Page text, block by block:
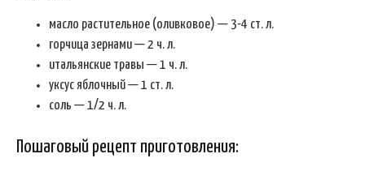
масло растительное (оливковое) — 3-4 ст. л.
горчица зернами — 2 ч. л.
итальянские травы — 1 ч. л.
уксус яблочный — 1 ст. л.
соль — 1/2 ч. л.
Пошаговый рецепт приготовления: